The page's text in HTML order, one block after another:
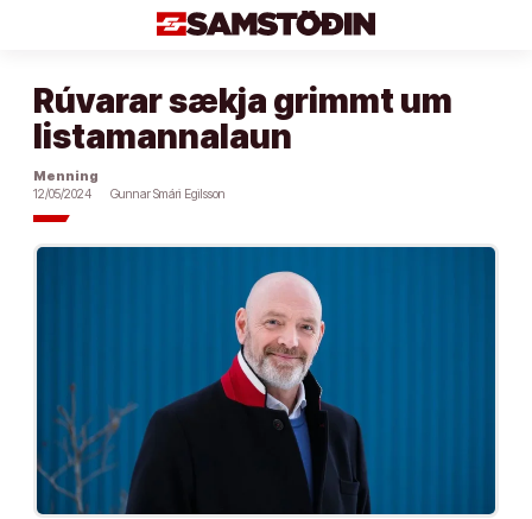
Rúvarar sækja grimmt um
listamannalaun
Menning
12/05/2024
Gunnar Smári Egilsson